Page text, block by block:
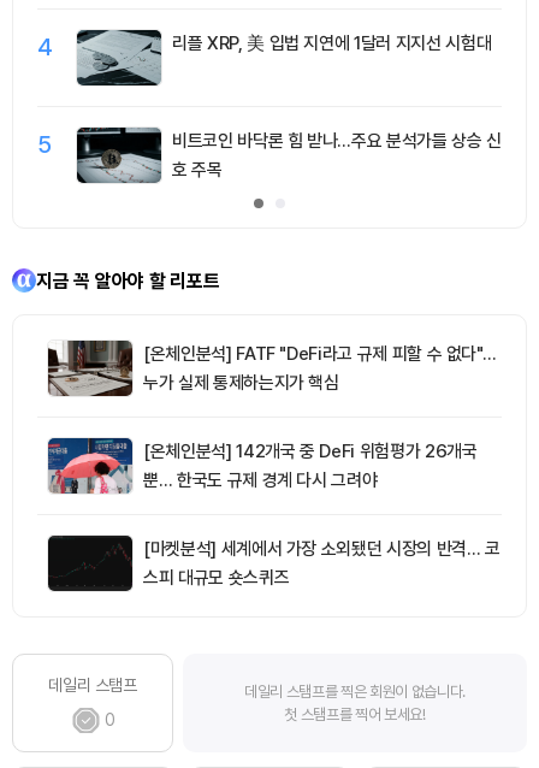
4 리플 XRP, 美 입법 지연에 1달러 지지선 시험대
5
비트코인 바닥론 힘 받나…주요 분석가들 상승 신
호 주목
지금 꼭 알아야 할 리포트
[온체인분석] FATF "DeFi라고 규제 피할 수 없다"…
누가 실제 통제하는지가 핵심
[온체인분석] 142개국 중 DeFi 위험평가 26개국
뿐… 한국도 규제 경계 다시 그려야
[마켓분석] 세계에서 가장 소외됐던 시장의 반격… 코
스피 대규모 숏스퀴즈
데일리 스탬프
0
데일리 스탬프를 찍은 회원이 없습니다.
첫 스탬프를 찍어 보세요!